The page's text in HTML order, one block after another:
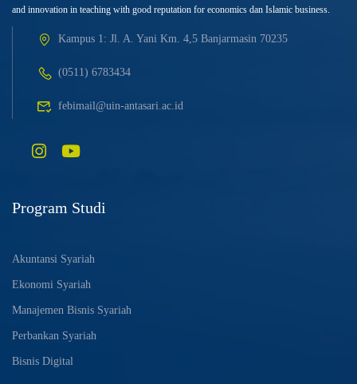
and innovation in teaching with good reputation for economics dan Islamic business.
Kampus 1: Jl. A. Yani Km. 4,5 Banjarmasin 70235
(0511) 6783434
febimail@uin-antasari.ac.id
Program Studi
Akuntansi Syariah
Ekonomi Syariah
Manajemen Bisnis Syariah
Perbankan Syariah
Bisnis Digital